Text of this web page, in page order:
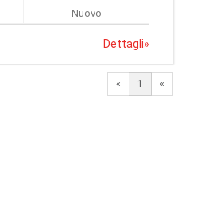
Nuovo
Dettagli»
« 1 «